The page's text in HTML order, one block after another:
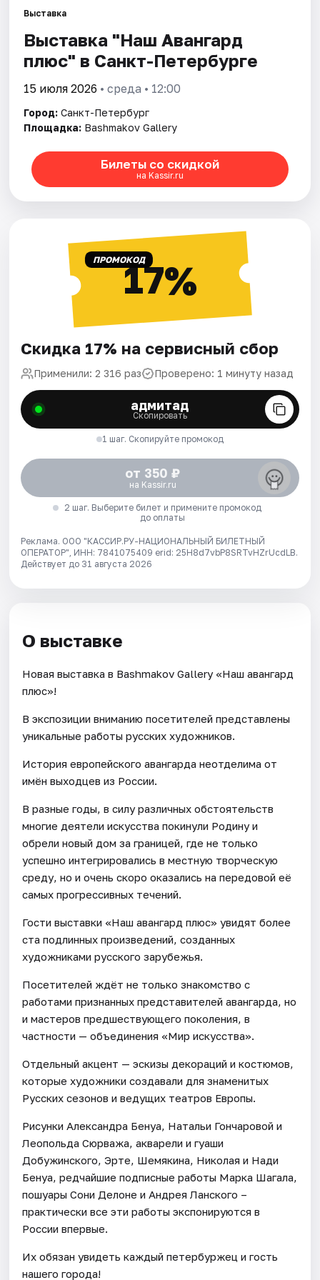
Города
Площадки
Рейтинги
Выставка
Выставка "Наш Авангард
плюс" в Санкт-Петербурге
15 июля 2026 • среда • 12:00
Город: Санкт-Петербург
Площадка: Bashmakov Gallery
Билеты со скидкой
на Kassir.ru
ПРОМОКОД17%
Скидка 17% на сервисный сбор
Применили: 2 316 раз Проверено: 1 минуту назад
адмитад
Скопировать
1 шаг. Скопируйте промокод
от 350 ₽
на Kassir.ru
2 шаг. Выберите билет и примените промокод
до оплаты
Реклама. ООО "КАССИР.РУ-НАЦИОНАЛЬНЫЙ БИЛЕТНЫЙ
ОПЕРАТОР", ИНН: 7841075409 erid: 25H8d7vbP8SRTvHZrUcdLB.
Действует до 31 августа 2026
О выставке
Новая выставка в Bashmakov Gallery «Наш авангард
плюс»!
В экспозиции вниманию посетителей представлены
уникальные работы русских художников.
История европейского авангарда неотделима от
имён выходцев из России.
В разные годы, в силу различных обстоятельств
многие деятели искусства покинули Родину и
обрели новый дом за границей, где не только
успешно интегрировались в местную творческую
среду, но и очень скоро оказались на передовой её
самых прогрессивных течений.
Гости выставки «Наш авангард плюс» увидят более
ста подлинных произведений, созданных
художниками русского зарубежья.
Посетителей ждёт не только знакомство с
работами признанных представителей авангарда, но
и мастеров предшествующего поколения, в
частности — объединения «Мир искусства».
Отдельный акцент — эскизы декораций и костюмов,
которые художники создавали для знаменитых
Русских сезонов и ведущих театров Европы.
Рисунки Александра Бенуа, Натальи Гончаровой и
Леопольда Сюрважа, акварели и гуаши
Добужинского, Эрте, Шемякина, Николая и Нади
Бенуа, редчайшие подписные работы Марка Шагала,
пошуары Сони Делоне и Андрея Ланского –
практически все эти работы экспонируются в
России впервые.
Их обязан увидеть каждый петербуржец и гость
нашего города!